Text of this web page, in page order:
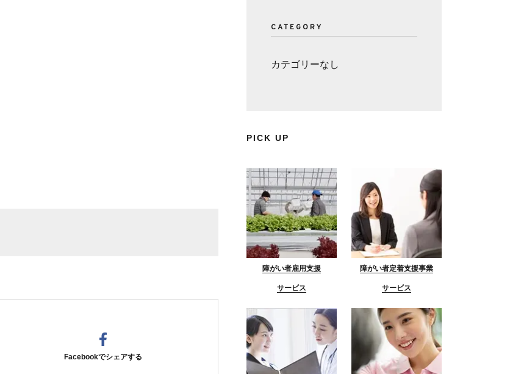
<
Facebookでシェアする
CATEGORY
カテゴリーなし
PICK UP
障がい者雇用支援
サービス
障がい者定着支援事業
サービス